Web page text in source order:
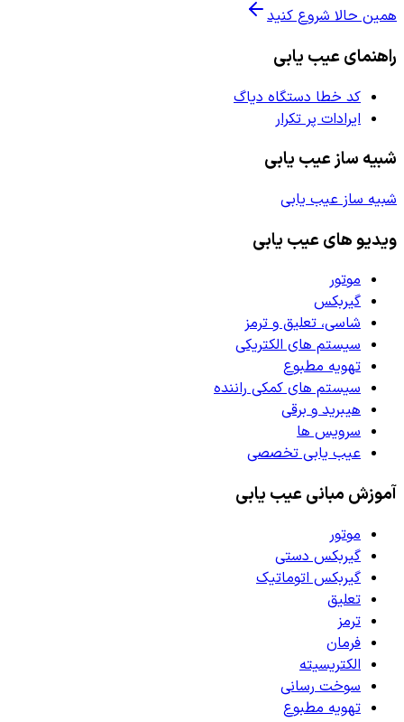
همین حالا شروع کنید
راهنمای عیب یابی
کد خطا دستگاه دیاگ
ایرادات پر تکرار
شبیه ساز عیب یابی
شبیه ساز عیب یابی
ویدیو های عیب یابی
موتور
گیربکس
شاسی، تعلیق و ترمز
سیستم های الکتریکی
تهویه مطبوع
سیستم های کمکی راننده
هیبرید و برقی
سرویس ها
عیب یابی تخصصی
آموزش مبانی عیب یابی
موتور
گیربکس دستی
گیربکس اتوماتیک
تعلیق
ترمز
فرمان
الکتریسیته
سوخت رسانی
تهویه مطبوع